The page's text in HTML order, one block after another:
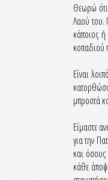
Θεωρώ
Λαού του.
κάποιος
κοπαδιού
Είναι
μπροστά
Είμαστε
για την
και
κάθε